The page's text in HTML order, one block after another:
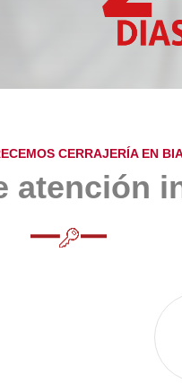
CERRAJERÍA EN
atención